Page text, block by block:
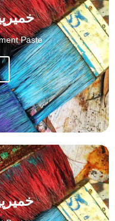
Paste